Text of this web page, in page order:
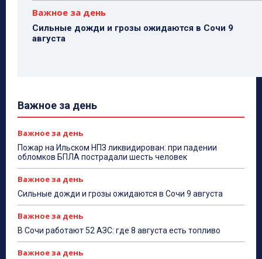
Важное за день
Сильные дожди и грозы ожидаются в Сочи 9
августа
Важное за день
Важное за день
Пожар на Ильском НПЗ ликвидирован: при падении
обломков БПЛА пострадали шесть человек
Важное за день
Сильные дожди и грозы ожидаются в Сочи 9 августа
Важное за день
В Сочи работают 52 АЗС: где 8 августа есть топливо
Важное за день